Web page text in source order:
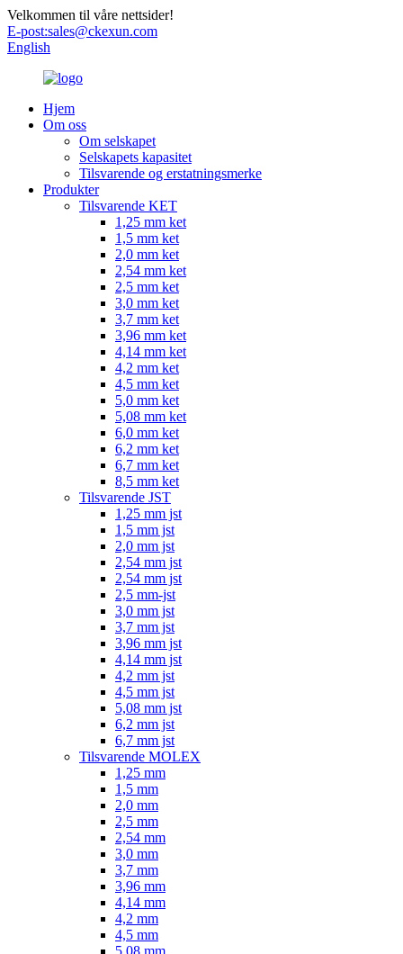
Velkommen til våre nettsider!
E-post:sales@ckexun.com
English
Hjem
Om oss
Om selskapet
Selskapets kapasitet
Tilsvarende og erstatningsmerke
Produkter
Tilsvarende KET
1,25 mm ket
1,5 mm ket
2,0 mm ket
2,54 mm ket
2,5 mm ket
3,0 mm ket
3,7 mm ket
3,96 mm ket
4,14 mm ket
4,2 mm ket
4,5 mm ket
5,0 mm ket
5,08 mm ket
6,0 mm ket
6,2 mm ket
6,7 mm ket
8,5 mm ket
Tilsvarende JST
1,25 mm jst
1,5 mm jst
2,0 mm jst
2,54 mm jst
2,54 mm jst
2,5 mm-jst
3,0 mm jst
3,7 mm jst
3,96 mm jst
4,14 mm jst
4,2 mm jst
4,5 mm jst
5,08 mm jst
6,2 mm jst
6,7 mm jst
Tilsvarende MOLEX
1,25 mm
1,5 mm
2,0 mm
2,5 mm
2,54 mm
3,0 mm
3,7 mm
3,96 mm
4,14 mm
4,2 mm
4,5 mm
5,08 mm